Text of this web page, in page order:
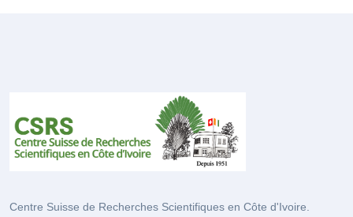
Centre Suisse de Recherches Scientifiques en Côte d'Ivoire.